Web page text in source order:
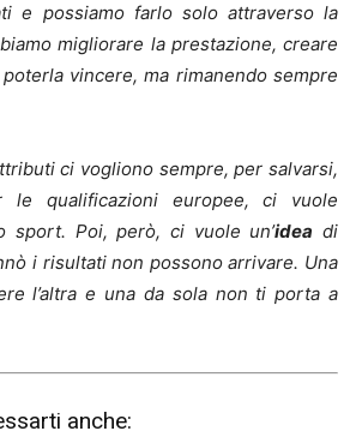
e possiamo farlo solo attraverso la
migliorare la prestazione, creare
vincere, ma rimanendo sempre
ci vogliono sempre, per salvarsi,
le qualificazioni europee, ci vuole
sport. Poi, però, ci vuole un’idea di
i risultati non possono arrivare. Una
l’altra e una da sola non ti porta a
anche: